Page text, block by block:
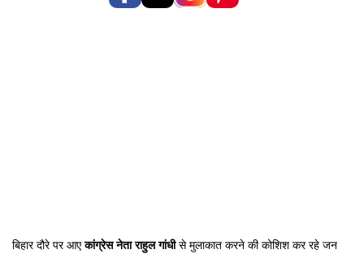
बिहार दौरे पर आएकांग्रेस नेता राहुल गांधीसे मुलाकात करने की कोशिश कर रहे जन